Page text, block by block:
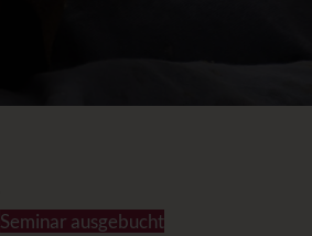
Seminar ausgebucht